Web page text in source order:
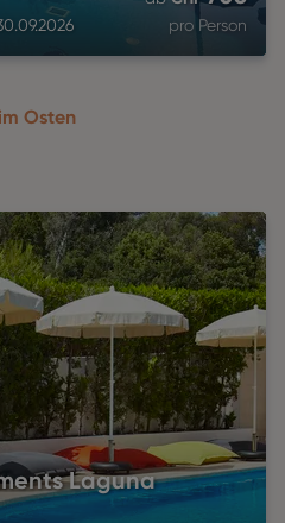
pro Person
Osten
Laguna